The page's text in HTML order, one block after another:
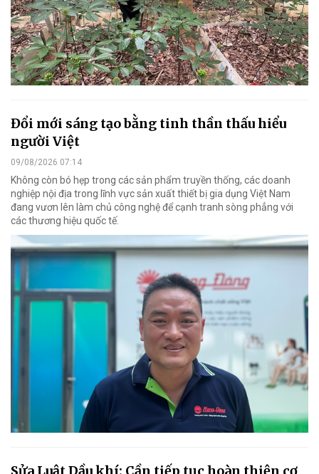
Đổi mới sáng tạo bằng tinh thần thấu hiểu
người Việt
09/08/2026 07:14
Không còn bó hẹp trong các sản phẩm truyền thống, các doanh
nghiệp nội địa trong lĩnh vực sản xuất thiết bị gia dụng Việt Nam
đang vươn lên làm chủ công nghệ để cạnh tranh sòng phẳng với
các thương hiệu quốc tế.